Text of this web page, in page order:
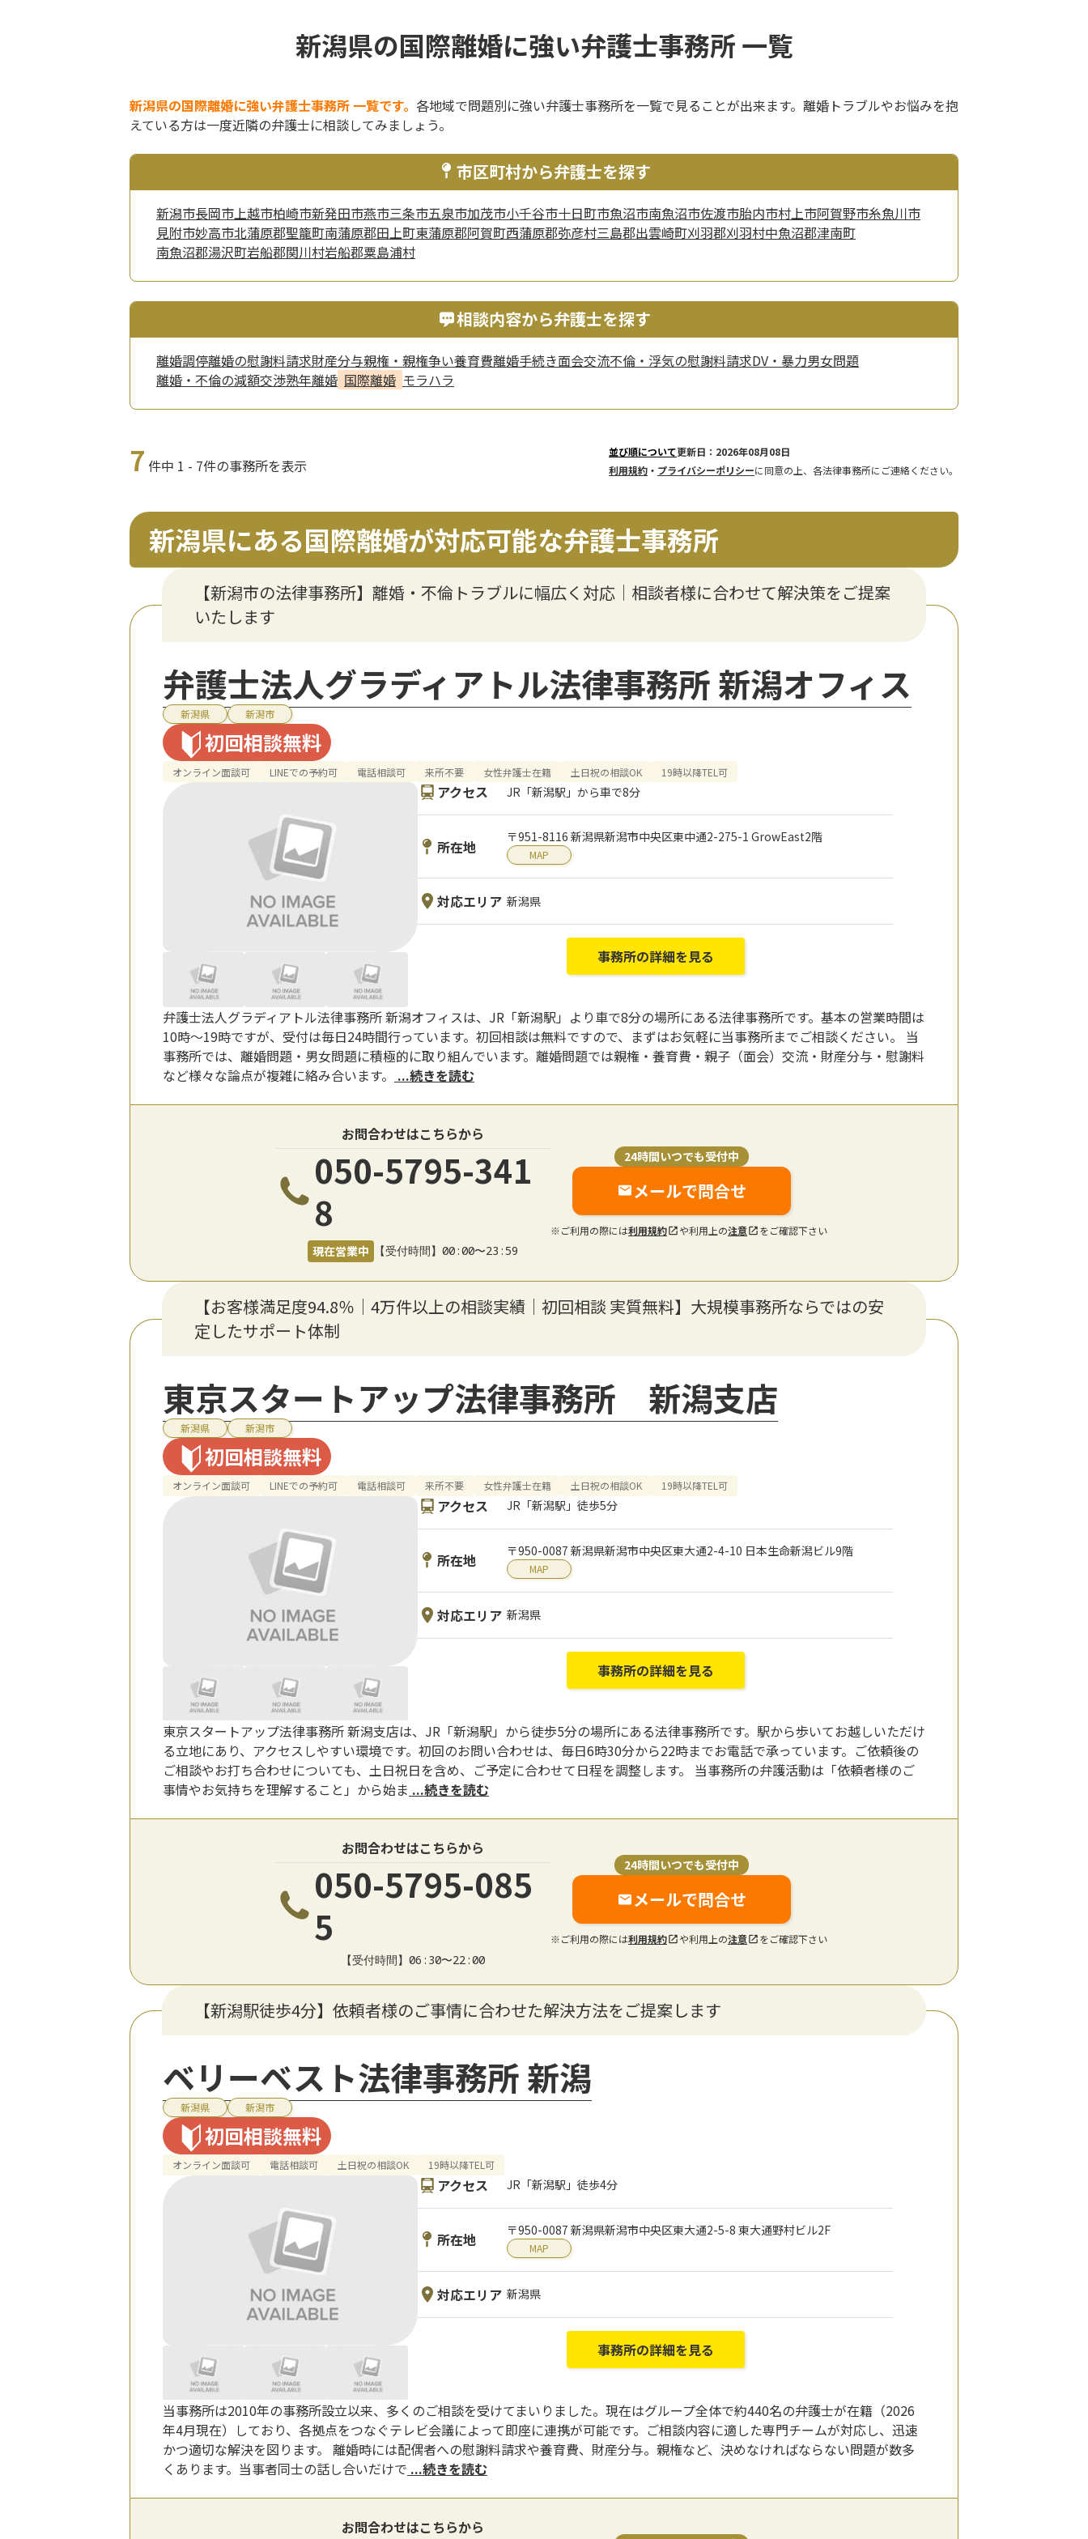
新潟県の国際離婚に強い弁護士事務所 一覧
新潟県の国際離婚に強い弁護士事務所 一覧です。 各地域で問題別に強い弁護士事務所を一覧で見ることが出来ます。離婚トラブルやお悩みを抱
えている方は一度近隣の弁護士に相談してみましょう。
市区町村から弁護士を探す
新潟市長岡市上越市柏崎市新発田市燕市三条市五泉市加茂市小千谷市十日町市魚沼市南魚沼市佐渡市胎内市村上市阿賀野市糸魚川市
見附市妙高市北蒲原郡聖籠町南蒲原郡田上町東蒲原郡阿賀町西蒲原郡弥彦村三島郡出雲崎町刈羽郡刈羽村中魚沼郡津南町
南魚沼郡湯沢町岩船郡関川村岩船郡粟島浦村
相談内容から弁護士を探す
離婚調停離婚の慰謝料請求財産分与親権・親権争い養育費離婚手続き面会交流不倫・浮気の慰謝料請求DV・暴力男女問題
離婚・不倫の減額交渉熟年離婚 国際離婚 モラハラ
7 件中 1 - 7件の事務所を表示
並び順について更新日：2026年08月08日
利用規約 ・ プライバシーポリシーに同意の上、各法律事務所にご連絡ください。
新潟県にある国際離婚が対応可能な弁護士事務所
【新潟市の法律事務所】離婚・不倫トラブルに幅広く対応｜相談者様に合わせて解決策をご提案
いたします
弁護士法人グラディアトル法律事務所 新潟オフィス
新潟県 新潟市
初回相談無料
オンライン面談可 LINEでの予約可 電話相談可 来所不要 女性弁護士在籍 土日祝の相談OK 19時以降TEL可
アクセス JR「新潟駅」から車で8分
所在地
〒951-8116 新潟県新潟市中央区東中通2-275-1 GrowEast2階
MAP
対応エリア 新潟県
事務所の詳細を見る
弁護士法人グラディアトル法律事務所 新潟オフィスは、JR「新潟駅」より車で8分の場所にある法律事務所です。基本の営業時間は
10時～19時ですが、受付は毎日24時間行っています。初回相談は無料ですので、まずはお気軽に当事務所までご相談ください。 当
事務所では、離婚問題・男女問題に積極的に取り組んでいます。離婚問題では親権・養育費・親子（面会）交流・財産分与・慰謝料
など様々な論点が複雑に絡み合います。
...続きを読む
お問合わせはこちらから
050-5795-341
8
現在営業中 【受付時間】00:00〜23:59
24時間いつでも受付中
メールで問合せ
※ご利用の際には利用規約 や利用上の注意 をご確認下さい
【お客様満足度94.8％｜4万件以上の相談実績｜初回相談 実質無料】大規模事務所ならではの安
定したサポート体制
東京スタートアップ法律事務所 新潟支店
新潟県 新潟市
初回相談無料
オンライン面談可 LINEでの予約可 電話相談可 来所不要 女性弁護士在籍 土日祝の相談OK 19時以降TEL可
アクセス JR「新潟駅」徒歩5分
所在地
〒950-0087 新潟県新潟市中央区東大通2-4-10 日本生命新潟ビル9階
MAP
対応エリア 新潟県
事務所の詳細を見る
東京スタートアップ法律事務所 新潟支店は、JR「新潟駅」から徒歩5分の場所にある法律事務所です。駅から歩いてお越しいただけ
る立地にあり、アクセスしやすい環境です。初回のお問い合わせは、毎日6時30分から22時までお電話で承っています。ご依頼後の
ご相談やお打ち合わせについても、土日祝日を含め、ご予定に合わせて日程を調整します。 当事務所の弁護活動は「依頼者様のご
事情やお気持ちを理解すること」から始ま ...続きを読む
お問合わせはこちらから
050-5795-085
5
【受付時間】06:30〜22:00
24時間いつでも受付中
メールで問合せ
※ご利用の際には利用規約 や利用上の注意 をご確認下さい
【新潟駅徒歩4分】依頼者様のご事情に合わせた解決方法をご提案します
ベリーベスト法律事務所 新潟
新潟県 新潟市
初回相談無料
オンライン面談可 電話相談可 土日祝の相談OK 19時以降TEL可
アクセス JR「新潟駅」徒歩4分
所在地
〒950-0087 新潟県新潟市中央区東大通2-5-8 東大通野村ビル2F
MAP
対応エリア 新潟県
事務所の詳細を見る
当事務所は2010年の事務所設立以来、多くのご相談を受けてまいりました。現在はグループ全体で約440名の弁護士が在籍（2026
年4月現在）しており、各拠点をつなぐテレビ会議によって即座に連携が可能です。ご相談内容に適した専門チームが対応し、迅速
かつ適切な解決を図ります。 離婚時には配偶者への慰謝料請求や養育費、財産分与。親権など、決めなければならない問題が数多
くあります。当事者同士の話し合いだけで ...続きを読む
お問合わせはこちらから